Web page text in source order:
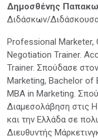
Δημοσθένης
Διδάσκων/
Professional Marketer,
Negotiation Trainer.
Trainer. Σπούδασε
Marketing, Bachelor of
MBA in Marketing.
Διαμεσολάβηση στις
και την Ελλάδα σε
Διευθυντής